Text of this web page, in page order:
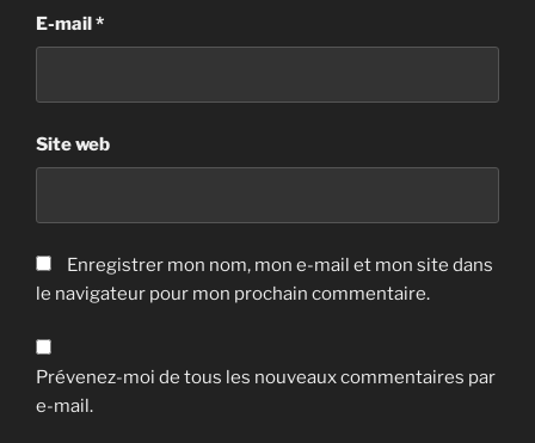
E-mail*
Site web
Enregistrer mon nom, mon e-mail et mon site dans
le navigateur pour mon prochain commentaire.
Prévenez-moi de tous les nouveaux commentaires par
e-mail.